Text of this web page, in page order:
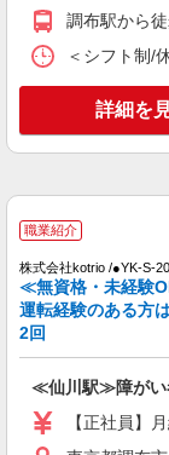
紹介予定派遣
株式会社トラスト
派遣社員
株式会社トラスト
調布駅から
＜シフト制/
詳細を
職業紹介
株式会社kotrio /●YK-S-
≪無資格・未経験
運転経験のある方
2回
≪仙川駅≫障がい
【正社員】